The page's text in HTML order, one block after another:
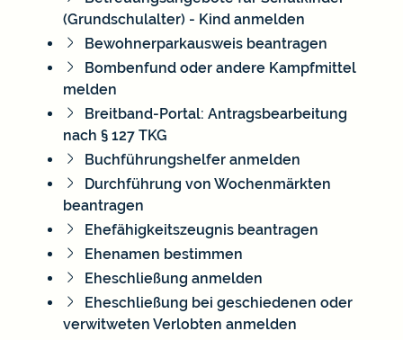
(Grundschulalter) - Kind anmelden
Bewohnerparkausweis beantragen
Bombenfund oder andere Kampfmittel
melden
Breitband-Portal: Antragsbearbeitung
nach § 127 TKG
Buchführungshelfer anmelden
Durchführung von Wochenmärkten
beantragen
Ehefähigkeitszeugnis beantragen
Ehenamen bestimmen
Eheschließung anmelden
Eheschließung bei geschiedenen oder
verwitweten Verlobten anmelden